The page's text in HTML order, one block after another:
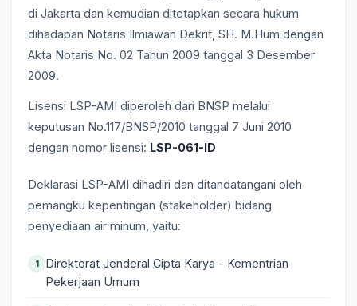
di Jakarta dan kemudian ditetapkan secara hukum
dihadapan Notaris Ilmiawan Dekrit, SH. M.Hum dengan
Akta Notaris No. 02 Tahun 2009 tanggal 3 Desember
2009.
Lisensi LSP-AMI diperoleh dari BNSP melalui
keputusan No.117/BNSP/2010 tanggal 7 Juni 2010
dengan nomor lisensi: LSP-061-ID
Deklarasi LSP-AMI dihadiri dan ditandatangani oleh
pemangku kepentingan (stakeholder) bidang
penyediaan air minum, yaitu:
1
Direktorat Jenderal Cipta Karya - Kementrian
Pekerjaan Umum